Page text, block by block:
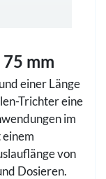
mm
einer Länge
Trichter eine
im
von
Dosieren.